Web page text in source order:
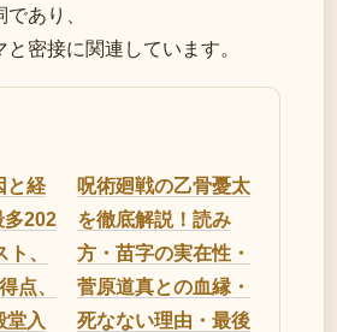
あり、
密接に関連しています。
と経
多202
、
点、
堂入
呪術廻戦の乙骨憂太
を徹底解説！読み
方・苗字の実在性・
菅原道真との血縁・
死なない理由・最後